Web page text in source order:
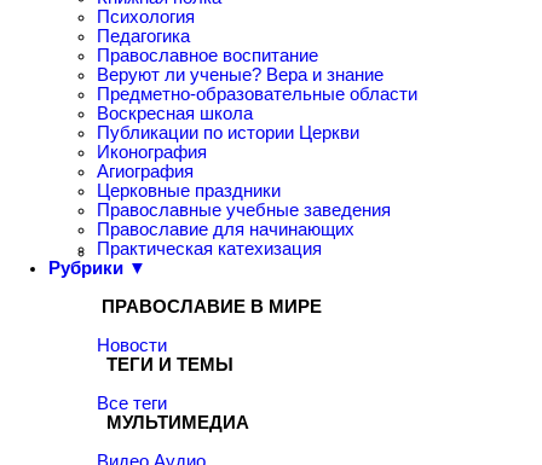
Психология
Педагогика
Православное воспитание
Веруют ли ученые? Вера и знание
Предметно-образовательные области
Воскресная школа
Публикации по истории Церкви
Иконография
Агиография
Церковные праздники
Православные учебные заведения
Православие для начинающих
Практическая катехизация
Рубрики ▼
ПРАВОСЛАВИЕ В МИРЕ
Новости
ТЕГИ И ТЕМЫ
Все теги
МУЛЬТИМЕДИА